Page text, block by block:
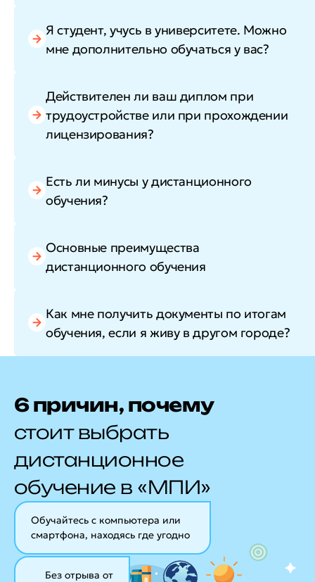
Я студент, учусь в университете. Можно
мне дополнительно обучаться у вас?
Действителен ли ваш диплом при
трудоустройстве или при прохождении
лицензирования?
Есть ли минусы у дистанционного
обучения?
Основные преимущества
дистанционного обучения
Как мне получить документы по итогам
обучения, если я живу в другом городе?
6 причин, почему
стоит выбрать
дистанционное
обучение в «МПИ»
Обучайтесь с компьютера или
смартфона, находясь где угодно
Без отрыва от